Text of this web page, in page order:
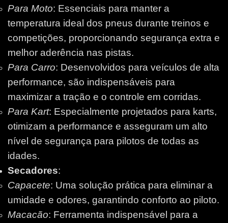
Para Moto: Essenciais para manter a
temperatura ideal dos pneus durante treinos e
competições, proporcionando segurança extra e
melhor aderência nas pistas.
Para Carro: Desenvolvidos para veículos de alta
performance, são indispensáveis para
maximizar a tração e o controle em corridas.
Para Kart: Especialmente projetados para karts,
otimizam a performance e asseguram um alto
nível de segurança para pilotos de todas as
idades.
Secadores:
Capacete: Uma solução prática para eliminar a
umidade e odores, garantindo conforto ao piloto.
Macacão: Ferramenta indispensável para a